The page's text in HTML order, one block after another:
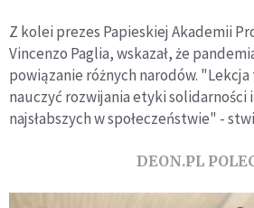
Z kolei prezes Papieskiej Akademii
Vincenzo Paglia, wskazał, że
powiązanie różnych narodów. "Lekcja
nauczyć rozwijania etyki solidarności
najsłabszych w społeczeństwie" -
DEON.PL